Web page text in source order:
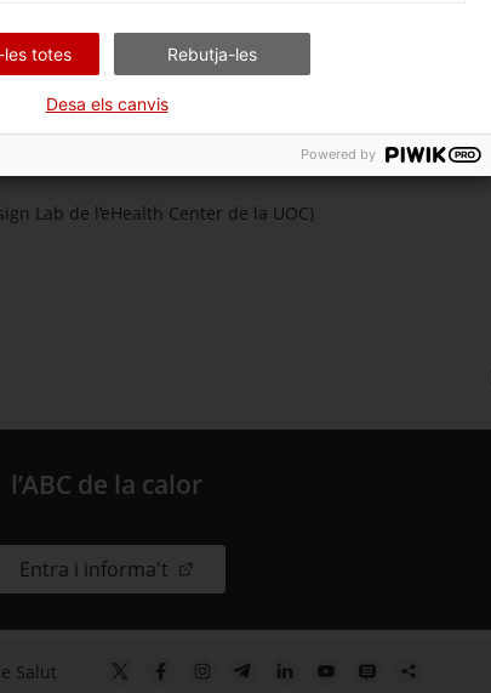
a dia?
Lab de l’eHealth Center de la UOC)
l’ABC de la calor
Entra i informa't . Obre en una nova finestra.
Salut
totes Rebutja-les
Desa els canvis
Powered by